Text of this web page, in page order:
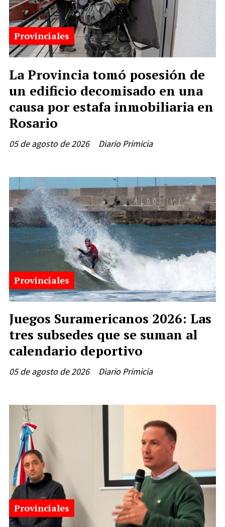
La Provincia tomó posesión de
un edificio decomisado en una
causa por estafa inmobiliaria en
Rosario
Diario Primicia
Provinciales
05 de agosto de 2026
Juegos Suramericanos 2026: Las
tres subsedes que se suman al
calendario deportivo
Diario Primicia
Provinciales
05 de agosto de 2026
Provinciales